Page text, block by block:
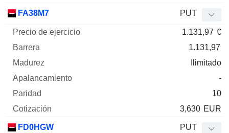
FA38M7 PUT
1.131,97 €
1.131,97
Ilimitado
-
10
3,630 EUR
FD0HGW PUT